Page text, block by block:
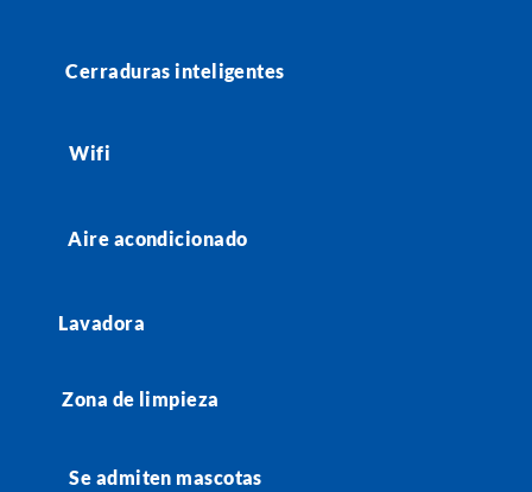
Cerraduras inteligentes
Wifi
Aire acondicionado
Lavadora
Zona de limpieza
Se admiten mascotas